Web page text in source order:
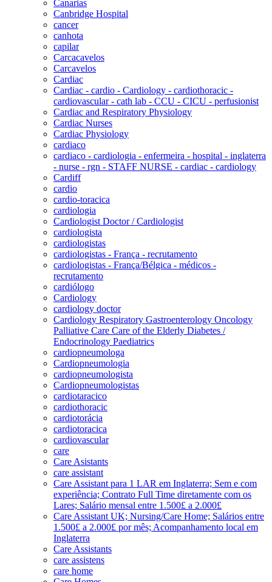
Canarias
Canbridge Hospital
cancer
canhota
capilar
Carcacavelos
Carcavelos
Cardiac
Cardiac - cardio - Cardiology - cardiothoracic -
cardiovascular - cath lab - CCU - CICU - perfusionist
Cardiac and Respiratory Physiology
Cardiac Nurses
Cardiac Physiology
cardiaco
cardiaco - cardiologia - enfermeira - hospital - inglaterra
- nurse - rgn - STAFF NURSE - cardiac - cardiology
Cardiff
cardio
cardio-toracica
cardiologia
Cardiologist Doctor / Cardiologist
cardiologista
cardiologistas
cardiologistas - França - recrutamento
cardiologistas - França/Bélgica - médicos -
recrutamento
cardiólogo
Cardiology
cardiology doctor
Cardiology Respiratory Gastroenterology Oncology
Palliative Care Care of the Elderly Diabetes /
Endocrinology Paediatrics
cardiopneumologa
Cardiopneumologia
cardiopneumologista
Cardiopneumologistas
cardiotaracico
cardiothoracic
cardiotorácia
cardiotoracica
cardiovascular
care
Care Asistants
care assistant
Care Assistant para 1 LAR em Inglaterra; Sem e com
experiência; Contrato Full Time diretamente com os
Lares; Salário mensal entre 1.500£ a 2.000£
Care Assistant UK; Nursing/Care Home; Salários entre
1.500£ a 2.000£ por mês; Acompanhamento local em
Inglaterra
Care Assistants
care assistens
care home